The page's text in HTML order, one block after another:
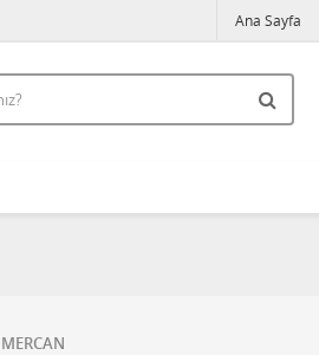
Ana Sayfa
MERCAN